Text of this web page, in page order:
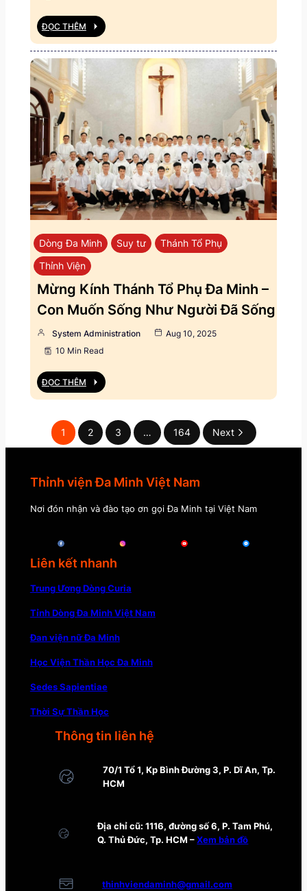
ĐỌC THÊM
Dòng Đa Minh Suy tư
Thánh Tổ Phụ
Thỉnh Viện
Mừng Kính Thánh Tổ Phụ Đa Minh –
Con Muốn Sống Như Người Đã Sống
System Administration
Aug 10, 2025
10 Min Read
ĐỌC THÊM
1 2 3 … 164 Next
Thỉnh viện Đa Minh Việt Nam
Nơi đón nhận và đào tạo ơn gọi Đa Minh tại Việt Nam
Liên kết nhanh
Trung Ương Dòng Curia
Tỉnh Dòng Đa Minh Việt Nam
Đan viện nữ Đa Minh
Học Viện Thần Học Đa Minh
Sedes Sapientiae
Thời Sự Thần Học
Thông tin liên hệ
70/1 Tổ 1, Kp Bình Đường 3, P. Dĩ An, Tp.
HCM
Địa chỉ cũ: 1116, đường số 6, P. Tam Phú,
Q. Thủ Đức, Tp. HCM –Xem bản đồ
thinhviendaminh@gmail.com